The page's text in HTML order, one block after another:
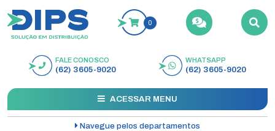
0
BUSCAR
FALE CONOSCO
(62) 3605-9020
WHATSAPP
(62) 3605-9020
ACESSAR MENU
Navegue pelos departamentos